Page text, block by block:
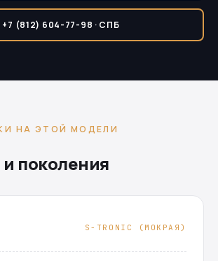
+7 (812) 604-77-98 · СПБ
НА ЭТОЙ МОДЕЛИ
и поколения
S-TRONIC (МОКРАЯ)